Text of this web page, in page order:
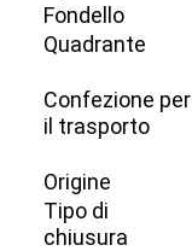
Fondello
Quadrante
Confezione per
il trasporto
Origine
Tipo di
chiusura